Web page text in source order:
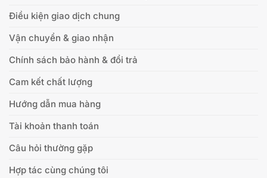
Điều kiện giao dịch chung
Vận chuyển & giao nhận
Chính sách bảo hành & đổi trả
Cam kết chất lượng
Hướng dẫn mua hàng
Tài khoản thanh toán
Câu hỏi thường gặp
Hợp tác cùng chúng tôi